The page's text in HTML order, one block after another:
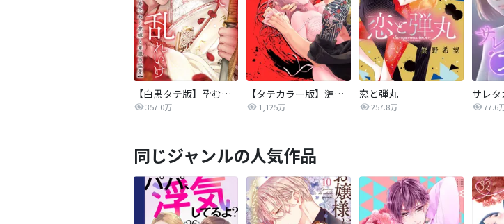
【白黒タテ版】孕むまで乱れいけ～身代わり花嫁と軍服の猛愛
357.0万
【タテカラー版】漣蒼士に処女を捧ぐ～さあ、じっくり愛でましょうか
1,125万
恋と弾丸
257.8万 77.6
同じジャンルの人気作品